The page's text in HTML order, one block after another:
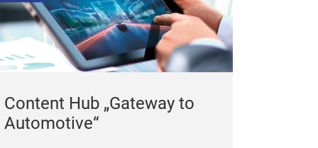
Content Hub „Gateway to
Automotive“